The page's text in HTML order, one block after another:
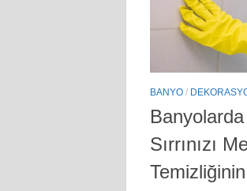
BANYO /
Sırrınızı